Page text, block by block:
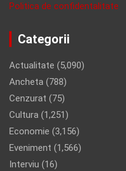
Politica de confidentalitate
Categorii
Actualitate (5,090)
Ancheta (788)
Cenzurat (75)
Cultura (1,251)
Economie (3,156)
Eveniment (1,566)
Interviu (16)